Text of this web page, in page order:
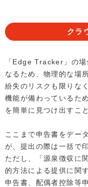
クラ
「Edge Tracker」の
なるため、物理的な場
紛失のリスクも限りな
機能が備わっているた
を簡単に見つけ出すこ
ここまで申告書をデー
が、提出の際は一括で
ただし、「源泉徴収に
的方法による提供に関
申告書、配偶者控除等